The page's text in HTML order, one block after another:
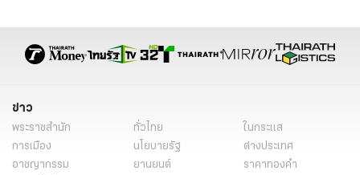
ข่าว
พระราชสำนัก ทั่วไทย
ในกระแส
การเมือง
นโยบายรัฐ
ต่างประเทศ
อาชญากรรม
ยานยนต์
ราคาทองคำ